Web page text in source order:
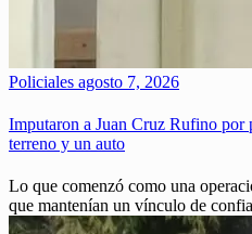
Policiales agosto 7, 2026
Imputaron a Juan Cruz Rufino por
terreno y un auto
Lo que comenzó como una
que mantenían un vínculo de